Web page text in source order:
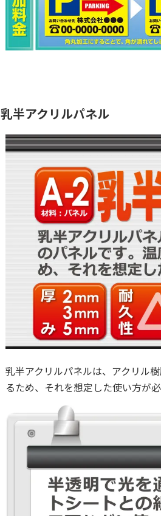
乳半アクリルパネル
乳半アクリルパネルは、アクリル
るため、それを想定した使い方が必